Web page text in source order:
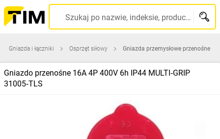
Szukaj po nazwie, indeksie, producencie, kodzie kreskowym...
Gniazda i łączniki Osprzęt siłowy Gniazda przemysłowe przenośne
Gniazdo przenośne 16A 4P 400V 6h IP44 MULTI‑GRIP
31005‑TLS